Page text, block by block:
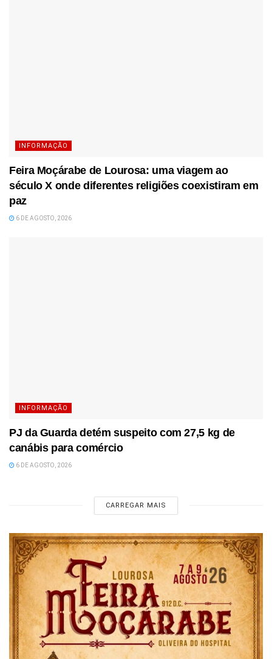
INFORMAÇÃO
Feira Moçárabe de Lourosa: uma viagem ao
século X onde diferentes religiões coexistiram em
paz
6 DE AGOSTO, 2026
INFORMAÇÃO
PJ da Guarda detém suspeito com 27,5 kg de
canábis para comércio
6 DE AGOSTO, 2026
CARREGAR MAIS